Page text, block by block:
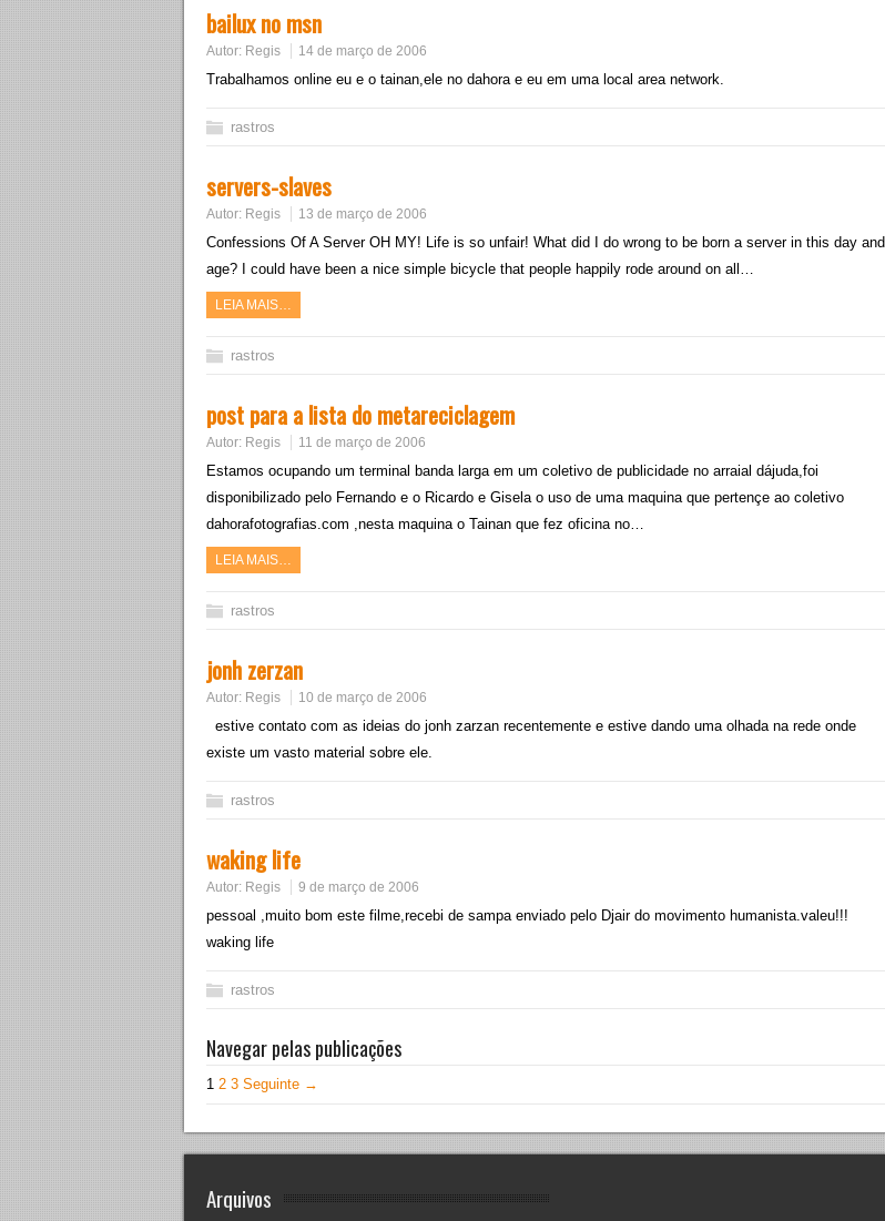
bailux no msn
Autor: Regis 14 de março de 2006
Trabalhamos online eu e o tainan,ele no dahora e eu em uma local area network.
rastros
servers-slaves
Autor: Regis 13 de março de 2006
Confessions Of A Server OH MY! Life is so unfair! What did I do wrong to be born a server in this day and
age? I could have been a nice simple bicycle that people happily rode around on all…
LEIA MAIS…
rastros
post para a lista do metareciclagem
Autor: Regis 11 de março de 2006
Estamos ocupando um terminal banda larga em um coletivo de publicidade no arraial dájuda,foi
disponibilizado pelo Fernando e o Ricardo e Gisela o uso de uma maquina que pertençe ao coletivo
dahorafotografias.com ,nesta maquina o Tainan que fez oficina no…
LEIA MAIS…
rastros
jonh zerzan
Autor: Regis 10 de março de 2006
estive contato com as ideias do jonh zarzan recentemente e estive dando uma olhada na rede onde
existe um vasto material sobre ele.
rastros
waking life
Autor: Regis 9 de março de 2006
pessoal ,muito bom este filme,recebi de sampa enviado pelo Djair do movimento humanista.valeu!!!
waking life
rastros
Navegar pelas publicações
1 2 3 Seguinte →
Arquivos